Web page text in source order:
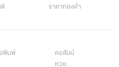
ราคาทองคำ
พิมพ์
คอลัมน์
หวย